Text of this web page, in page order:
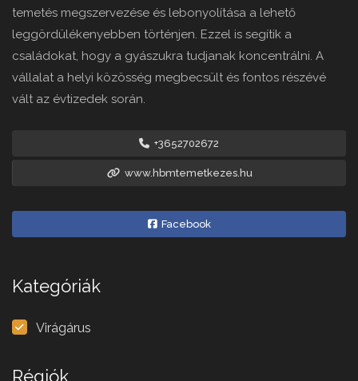
temetés megszervezése és lebonyolítása a lehető
leggördülékenyebben történjen. Ezzel is segítik a
családokat, hogy a gyászukra tudjanak koncentrálni. A
vállalat a helyi közösség megbecsült és fontos részévé
vált az évtizedek során.
+3652702672
www.hbmtemetkezes.hu
Facebook
Kategóriák
Virágárus
Régiók